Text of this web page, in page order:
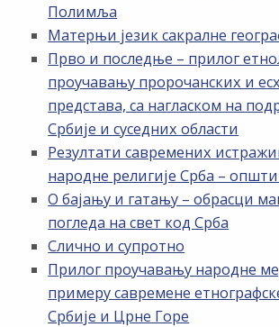
Полимља
Матерњи језик сакралне
Прво и последње – прилог
проучавању пророчанских и
представа, са нагласком на
Србије и суседних области
Резултати савремених
народне религије Срба –
О бајању и гатању – обрасци
погледа на свет код Срба
Слично и супротно
Прилог проучавању народне
примеру савремене
Србије и Црне Горе